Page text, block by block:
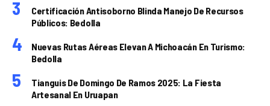
Certificación Antisoborno Blinda Manejo De Recursos
Públicos: Bedolla
Nuevas Rutas Aéreas Elevan A Michoacán En Turismo:
Bedolla
Tianguis De Domingo De Ramos 2025: La Fiesta
Artesanal En Uruapan